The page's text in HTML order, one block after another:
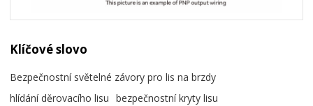
Klíčové slovo
Bezpečnostní světelné závory pro lis na brzdy
hlídání děrovacího lisu
bezpečnostní kryty lisu